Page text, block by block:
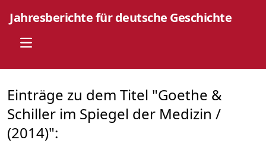
Jahresberichte für deutsche Geschichte
Open main menu
Einträge zu dem Titel "Goethe &
Schiller im Spiegel der Medizin /
(2014)":